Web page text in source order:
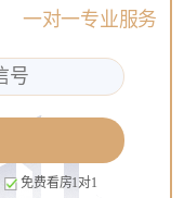
一对一专业服务
免费看房1对1